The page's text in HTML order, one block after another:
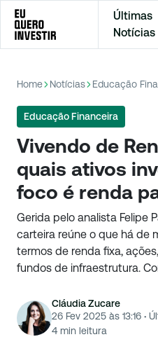
Últimas
Notícias
Home Notícias Educação
Educação Financeira
Vivendo de
quais ativos
foco é renda
Gerida pelo analista Felipe
carteira reúne o que há de
termos de renda fixa,
fundos de infraestrutura.
Cláudia Zucare
26 Fev 2025 às 13:16 ·
4min leitura